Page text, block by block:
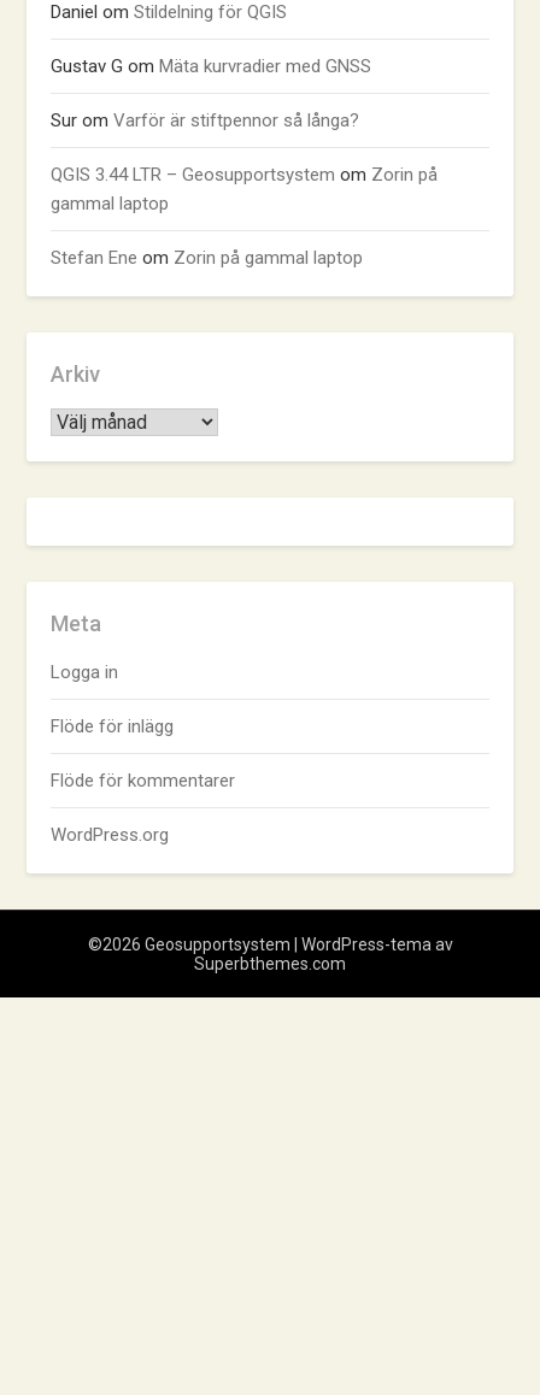
Daniel omStildelning för QGIS
Gustav G om Mäta kurvradier med GNSS
Sur omVarför är stiftpennor så långa?
QGIS 3.44 LTR – Geosupportsystem om Zorin på
gammal laptop
Stefan Ene om Zorin på gammal laptop
Arkiv
Arkiv
Meta
Logga in
Flöde för inlägg
Flöde för kommentarer
WordPress.org
©2026 Geosupportsystem
| WordPress-tema av
Superbthemes.com